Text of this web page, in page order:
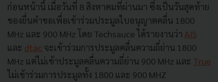
ก่อนหน้านี้ เมื่อวันที่ 8 สิงหาคมที่ผ่านมา ซึ่งเป็นวันสุดท้าย
ของยื่นคำขอเพื่อเข้าร่วมประมูลใบอนุญาตคลื่น 1800
MHz และ 900 MHz โดย Techsauce ได้รายงานว่า AIS
และ dtac จะเข้าร่วมการประมูลคลื่นความถี่ย่าน 1800
MHz แต่ไม่เข้าประมูลคลื่นความถี่ย่าน 900 MHz และ True
ไม่เข้าร่วมการประมูลทั้ง 1800 และ 900 MHZ